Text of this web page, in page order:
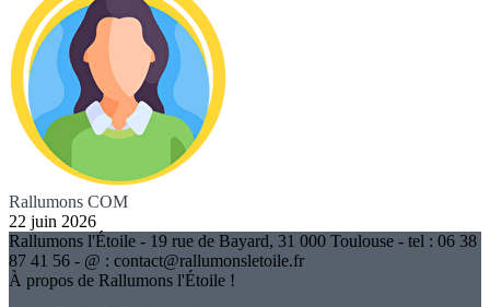
Rallumons COM
22 juin 2026
Rallumons l'Étoile - 19 rue de Bayard, 31 000 Toulouse - tel : 06 38
87 41 56 - @ : contact@rallumonsletoile.fr
À propos de Rallumons l'Étoile !